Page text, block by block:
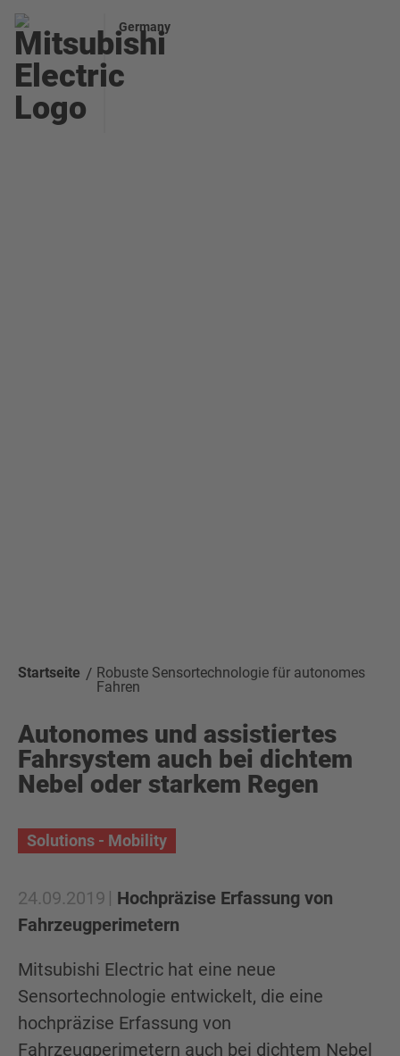
Germany
Startseite
Robuste Sensortechnologie für autonomes
Fahren
Autonomes und assistiertes
Fahrsystem auch bei dichtem
Nebel oder starkem Regen
Solutions - Mobility
24.09.2019
Hochpräzise Erfassung von
Fahrzeugperimetern
Mitsubishi Electric hat eine neue
Sensortechnologie entwickelt, die eine
hochpräzise Erfassung von
Fahrzeugperimetern auch bei dichtem Nebel